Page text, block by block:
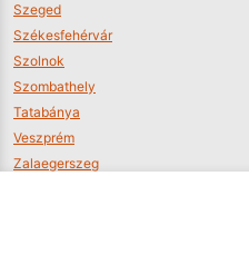
Szeged
Székesfehérvár
Szolnok
Szombathely
Tatabánya
Veszprém
Zalaegerszeg